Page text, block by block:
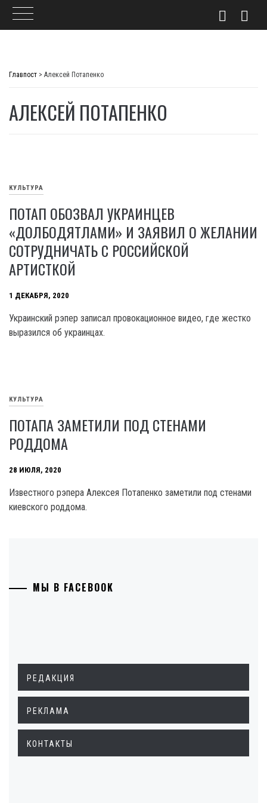
Главпост > Алексей Потапенко
АЛЕКСЕЙ ПОТАПЕНКО
КУЛЬТУРА
ПОТАП ОБОЗВАЛ УКРАИНЦЕВ
«ДОЛБОДЯТЛАМИ» И ЗАЯВИЛ О ЖЕЛАНИИ
СОТРУДНИЧАТЬ С РОССИЙСКОЙ
АРТИСТКОЙ
1 ДЕКАБРЯ, 2020
Украинский рэпер записал провокационное видео, где жестко
выразился об украинцах.
КУЛЬТУРА
ПОТАПА ЗАМЕТИЛИ ПОД СТЕНАМИ
РОДДОМА
28 ИЮЛЯ, 2020
Известного рэпера Алексея Потапенко заметили под стенами
киевского роддома.
МЫ В FACEBOOK
РЕДАКЦИЯ
РЕКЛАМА
КОНТАКТЫ